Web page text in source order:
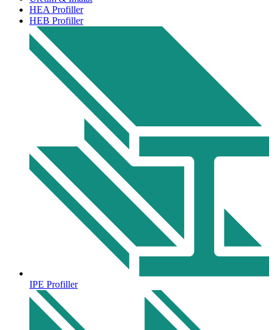
HEA Profiller
HEB Profiller
IPE Profiller